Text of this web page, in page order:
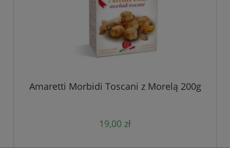
Amaretti Morbidi Toscani z Morelą 200g
19,00 zł